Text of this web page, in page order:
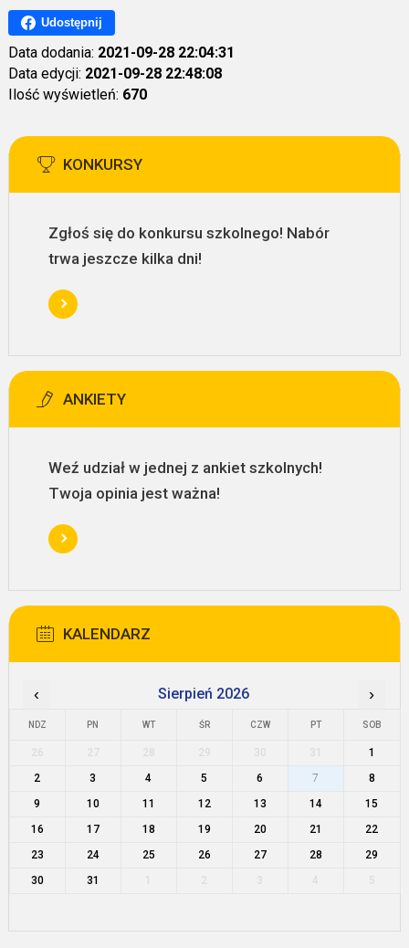
Udostępnij
Data dodania: 2021-09-28 22:04:31
Data edycji: 2021-09-28 22:48:08
Ilość wyświetleń: 670
KONKURSY
Zgłoś się do konkursu szkolnego! Nabór
trwa jeszcze kilka dni!
ANKIETY
Weź udział w jednej z ankiet szkolnych!
Twoja opinia jest ważna!
KALENDARZ
‹ Sierpień 2026 ›
NDZ PN WT ŚR CZW PT SOB
1
2
3 4 5 6 7
8
9
10 11 12 13 14
15
16
17 18 19 20 21
22
23
24 25 26 27 28
29
30
31